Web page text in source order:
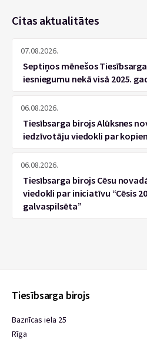
Citas aktualitātes
07.08.2026.
Septiņos mēnešos
iesniegumu nekā visā 2025.
06.08.2026.
Tiesībsarga birojs Alūksnes
iedzīvotāju viedokli par
06.08.2026.
Tiesībsarga birojs Cēsu
viedokli par iniciatīvu “Cēsis
galvaspilsēta”
Tiesībsarga birojs
Baznīcas iela 25
Rīga